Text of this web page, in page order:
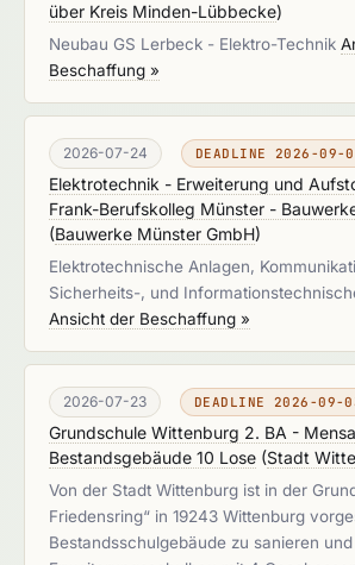
über Kreis Minden-Lübbecke)
Neubau GS Lerbeck - Elektro-Technik
Beschaffung »
2026-07-24 DEADLINE 2026-09-
Elektrotechnik - Erweiterung und
Frank-Berufskolleg Münster -
(Bauwerke Münster GmbH)
Elektrotechnische Anlagen,
Sicherheits-, und
Ansicht der Beschaffung »
2026-07-23 DEADLINE 2026-09-
Grundschule Wittenburg 2. BA -
Bestandsgebäude 10 Lose (Stadt
Von der Stadt Wittenburg ist in der
Friedensring“ in 19243 Wittenburg
Bestandsschulgebäude zu sanieren und